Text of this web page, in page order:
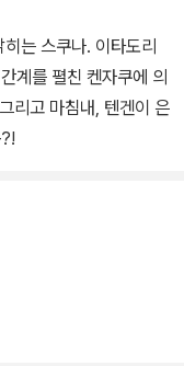
는 스쿠나. 이타도리
계를 펼친 켄자쿠에 의
리고 마침내, 텐겐이 은